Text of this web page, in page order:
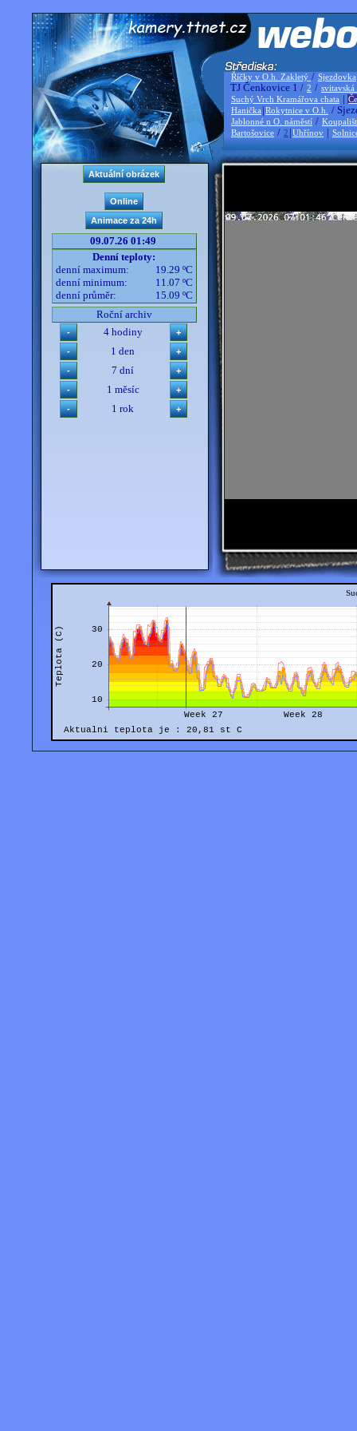
Říčky v O.h. Zakletý / Sjezdovka
TJ Čenkovice 1 / 2 / svitavská
Suchý Vrch Kramářova chata |
Hanička |Rokytnice v O.h. /
Jablonné n O. náměstí /
Bartošovice / 2 |Uhřínov |
09.07.26 01:49
Denní teploty:
denní maximum:
19.29 ºC
denní minimum:
11.07 ºC
denní průměr:
15.09 ºC
Roční archiv
4 hodiny
1 den
7 dní
1 měsíc
1 rok